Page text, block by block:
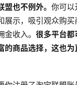
盟也不例外。你可以
示，吸引观众购
金收入。很多平台都
商品选择，这也